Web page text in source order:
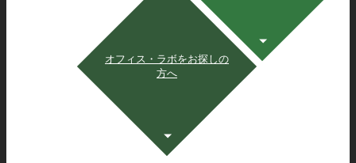
オフィス・ラボをお探しの
方へ